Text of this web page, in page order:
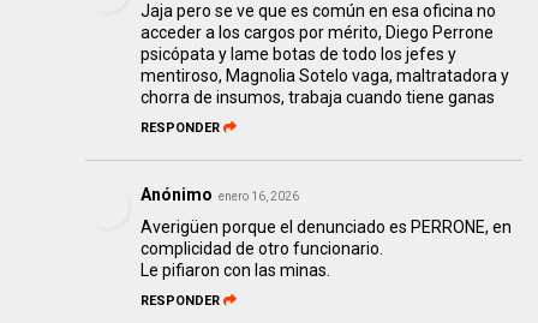
Jaja pero se ve que es común en esa oficina no
acceder a los cargos por mérito, Diego Perrone
psicópata y lame botas de todo los jefes y
mentiroso, Magnolia Sotelo vaga, maltratadora y
chorra de insumos, trabaja cuando tiene ganas
RESPONDER
Anónimo enero 16, 2026
Averigüen porque el denunciado es PERRONE, en
complicidad de otro funcionario.
Le pifiaron con las minas.
RESPONDER